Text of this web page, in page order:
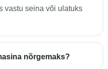
vastu seina või ulatuks
nõrgemaks?